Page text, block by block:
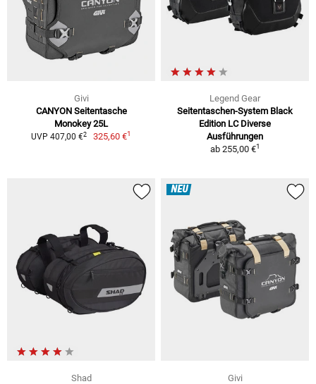
Givi
CANYON Seitentasche
Monokey 25L
UVP 407,00 €2 325,60 €1
Legend Gear
Seitentaschen-System Black
Edition LC Diverse
Ausführungen
ab 255,00 €1
Shad
NEU
Givi